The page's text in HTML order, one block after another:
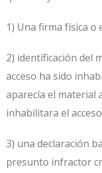
1) Una firma física
2) identificación del
acceso ha sido
aparecía el material
inhabilitara el
3) una declaración
presunto infractor